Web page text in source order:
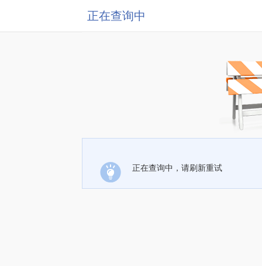
正在查询中
正在查询中，请刷新重试